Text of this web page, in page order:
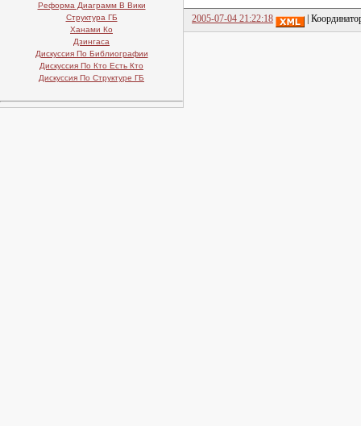
Реформа Диаграмм В Вики
Структура ГБ
Ханами Ко
Дзингаса
Дискуссия По Библиографии
Дискуссия По Кто Есть Кто
Дискуссия По Структуре ГБ
2005-07-04 21:22:18 |